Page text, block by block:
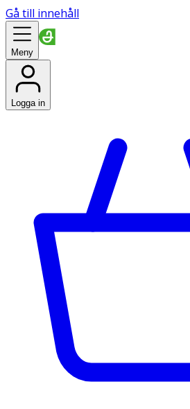
Gå till innehåll
Meny
Logga in